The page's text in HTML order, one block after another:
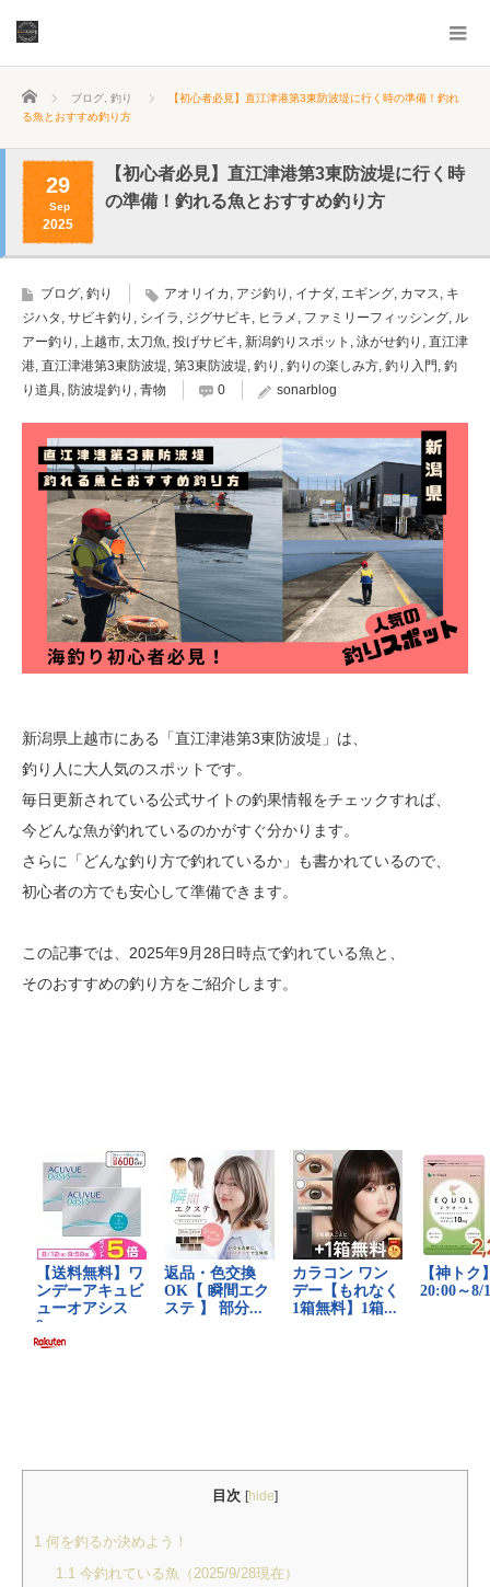
ホーム ブログ 釣り
【初心者必見】直江津港第3東防波堤に行く時の準備！釣れ
る魚とおすすめ釣り方
29
Sep
2025
【初心者必見】直江津港第3東防波堤に行く時
の準備！釣れる魚とおすすめ釣り方
ブログ, 釣り アオリイカ , アジ釣り , イナダ, エギング, カマス, キ
ジハタ , サビキ釣り , シイラ , ジグサビキ, ヒラメ , ファミリーフィッシング, ル
アー釣り , 上越市, 太刀魚, 投げサビキ, 新潟釣りスポット , 泳がせ釣り , 直江津
港, 直江津港第3東防波堤, 第3東防波堤, 釣り , 釣りの楽しみ方, 釣り入門 , 釣
り道具, 防波堤釣り , 青物 0 sonarblog
新潟県上越市にある「直江津港第3東防波堤」は、
釣り人に大人気のスポットです。
毎日更新されている公式サイトの釣果情報をチェックすれば、
今どんな魚が釣れているのかがすぐ分かります。
さらに「どんな釣り方で釣れているか」も書かれているので、
初心者の方でも安心して準備できます。
この記事では、2025年9月28日時点で釣れている魚と、
そのおすすめの釣り方をご紹介します。
目次 [hide]
1 何を釣るか決めよう！
1.1 今釣れている魚（2025/9/28現在）